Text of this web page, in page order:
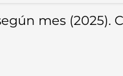
mes (2025).